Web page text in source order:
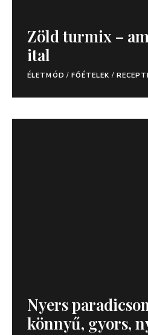
Zöld turmix –
ital
ÉLETMÓD / FŐÉTELEK /
Nyers
könnyű, gyors,